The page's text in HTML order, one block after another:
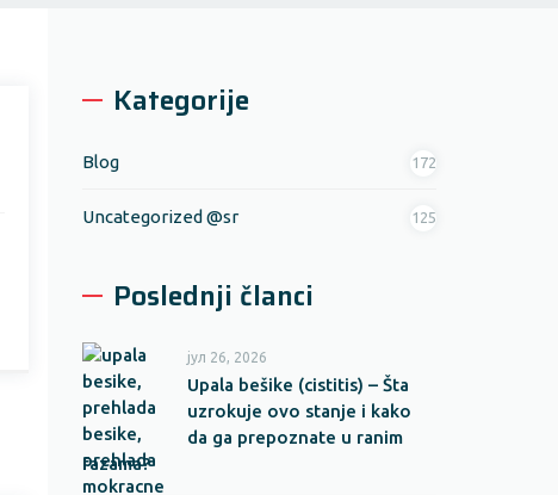
Kategorije
Blog 172
Uncategorized @sr 125
Poslednji članci
јул 26, 2026
Upala bešike (cistitis) – Šta
uzrokuje ovo stanje i kako
da ga prepoznate u ranim
fazama?